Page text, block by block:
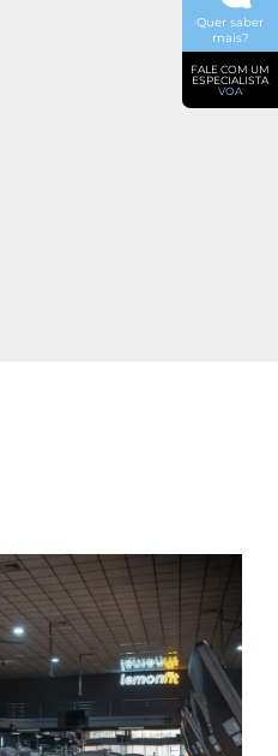
Quer saber
mais?
FALE COM UM
ESPECIALISTA
VOA